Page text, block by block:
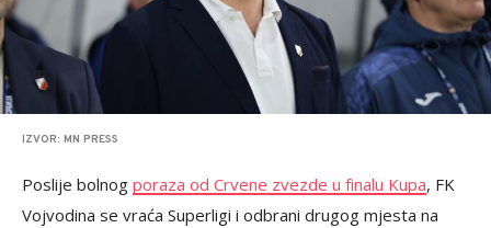
IZVOR: MN PRESS
Poslije bolnog poraza od Crvene zvezde u finalu Kupa, FK
Vojvodina se vraća Superligi i odbrani drugog mjesta na